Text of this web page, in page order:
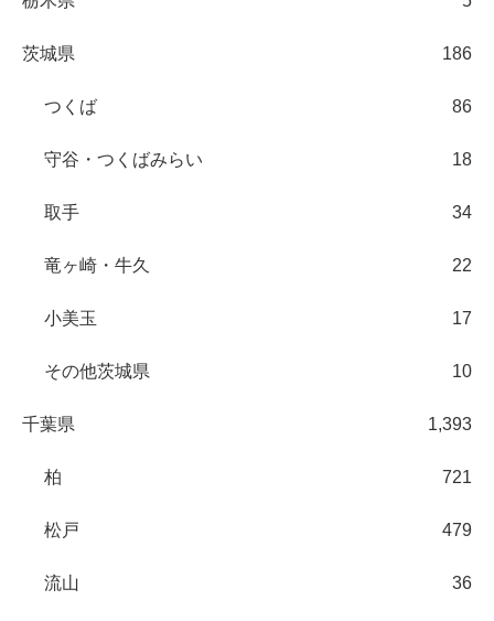
茨城県 186
つくば 86
守谷・つくばみらい 18
取手 34
竜ヶ崎・牛久 22
小美玉 17
その他茨城県 10
千葉県 1,393
柏 721
松戸 479
流山 36